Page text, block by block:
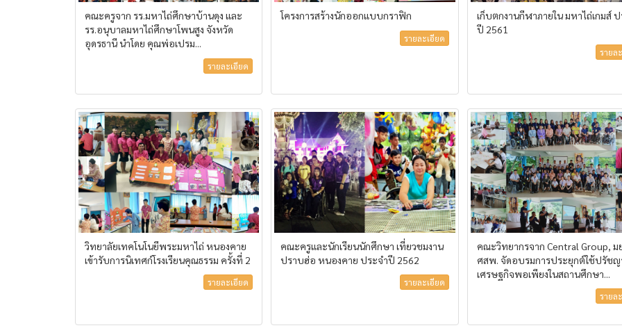
คณะครูจาก รร.มหาไถ่ศึกษาบ้านดุง และ
รร.อนุบาลมหาไถ่ศึกษาโพนสูง จังหวัด
อุดรธานี นำโดย คุณพ่อเปรม...
รายละเอียด
โครงการสร้างนักออกแบบกราฟิก
รายละเอียด
เก็บตกงานกีฬาภายใน มหาไถ่เกมส์ ป
ปี 2561
รายล
วิทยาลัยเทคโนโนยีพระมหาไถ่ หนองคาย
เข้ารับการนิเทศก์โรงเรียนคุณธรรม ครั้งที่ 2
รายละเอียด
คณะครูและนักเรียนนักศึกษา เที่ยวชมงาน
ปราบฮ่อ หนองคาย ประจำปี 2562
รายละเอียด
คณะวิทยากรจาก Central Group, ม
ศสพ. จัดอบรมการประยุกต์ใช้ปรัชญ
เศรษฐกิจพอเพียงในสถานศึกษา...
รายล